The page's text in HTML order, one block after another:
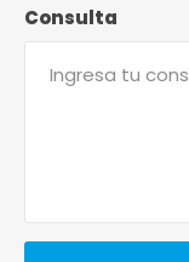
Consulta